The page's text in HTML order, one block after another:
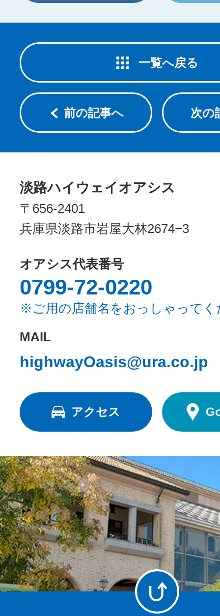
一覧へ戻る
前の記事へ 次の
淡路ハイウェイオアシス
〒656-2401
兵庫県淡路市岩屋大林2674−3
オアシス代表番号
0799-72-0220
※ご用の店舗名をおっしゃってく
MAIL
highwayOasis@ura.co.jp
アクセス